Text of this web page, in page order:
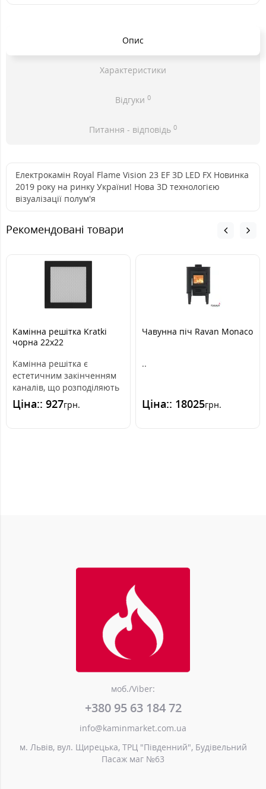
Опис
Характеристики
Відгуки 0
Питання - відповідь 0
Електрокамін Royal Flame Vision 23 EF 3D LED FX Новинка
2019 року на ринку України! Нова 3D технологією
візуалізації полум'я
Рекомендовані товари
Камінна решітка Kratki
чорна 22x22
Камінна решітка є
естетичним закінченням
каналів, що розподіляють
гаряче повітря з каміна.
Вона вмо..
Ціна:: 927грн.
Чавунна піч Ravan Monaco
..
Ціна:: 18025грн.
моб./Viber:
+380 95 63 184 72
info@kaminmarket.com.ua
м. Львів, вул. Щирецька, ТРЦ "Південний", Будівельний
Пасаж маг №63